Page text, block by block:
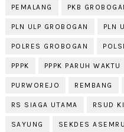
PEMALANG PKB
PLN ULP GROBOGAN PLN
POLRES GROBOGAN
PPPK PPPK PARUH WAKTU
PURWOREJO REMBANG
RS SIAGA UTAMA RSUD
SAYUNG SEKDES